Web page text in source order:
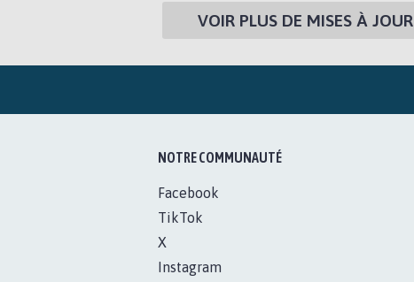
VOIR PLUS DE MISES À JOUR
NOTRE COMMUNAUTÉ
Facebook
TikTok
X
Instagram